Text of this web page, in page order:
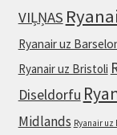
VIĻŅAS
Ryanair uz
Ryanair uz Bristoli
Diseldorfu
Midlands Ryanair uz